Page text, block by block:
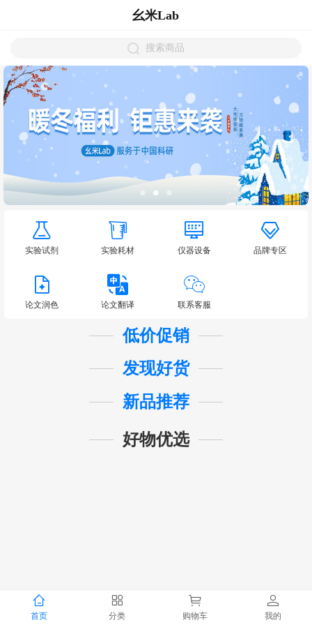
幺米Lab
搜索商品
实验试剂 实验耗材 仪器设备 品牌专区
论文润色 论文翻译 联系客服
低价促销
发现好货
新品推荐
好物优选
首页 分类 购物车 我的